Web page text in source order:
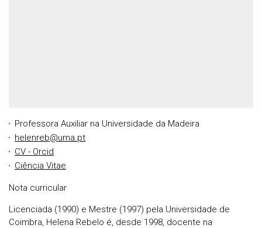
Professora Auxiliar na Universidade da Madeira
helenreb@uma.pt
CV - Orcid
Ciência Vitae
Nota curricular
Licenciada (1990) e Mestre (1997) pela Universidade de
Coimbra, Helena Rebelo é, desde 1998, docente na